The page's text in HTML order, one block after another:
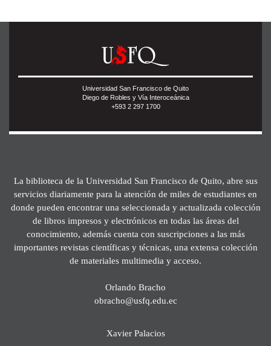
Universidad San Francisco de Quito
Diego de Robles y Vía Interoceánica
+593 2 297 1700
La biblioteca de la Universidad San Francisco de Quito, abre sus
servicios diariamente para la atención de miles de estudiantes en
donde pueden encontrar una seleccionada y actualizada colección
de libros impresos y electrónicos en todas las áreas del
conocimiento, además cuenta con suscripciones a las más
importantes revistas científicas y técnicas, una extensa colección
de materiales multimedia y acceso.
Orlando Bracho
obracho@usfq.edu.ec
Xavier Palacios